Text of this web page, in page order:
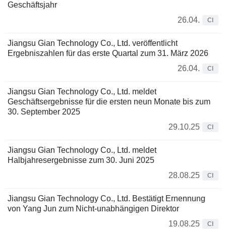
Geschäftsjahr
26.04.
CI
Jiangsu Gian Technology Co., Ltd. veröffentlicht
Ergebniszahlen für das erste Quartal zum 31. März 2026
26.04.
CI
Jiangsu Gian Technology Co., Ltd. meldet
Geschäftsergebnisse für die ersten neun Monate bis zum
30. September 2025
29.10.25
CI
Jiangsu Gian Technology Co., Ltd. meldet
Halbjahresergebnisse zum 30. Juni 2025
28.08.25
CI
Jiangsu Gian Technology Co., Ltd. Bestätigt Ernennung
von Yang Jun zum Nicht-unabhängigen Direktor
19.08.25
CI